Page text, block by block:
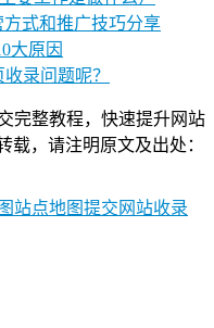
式和推广技巧分享
大原因
录问题呢？
完整教程，快速提升网站
载，请注明原文及出处：
站点地图提交 网站收录